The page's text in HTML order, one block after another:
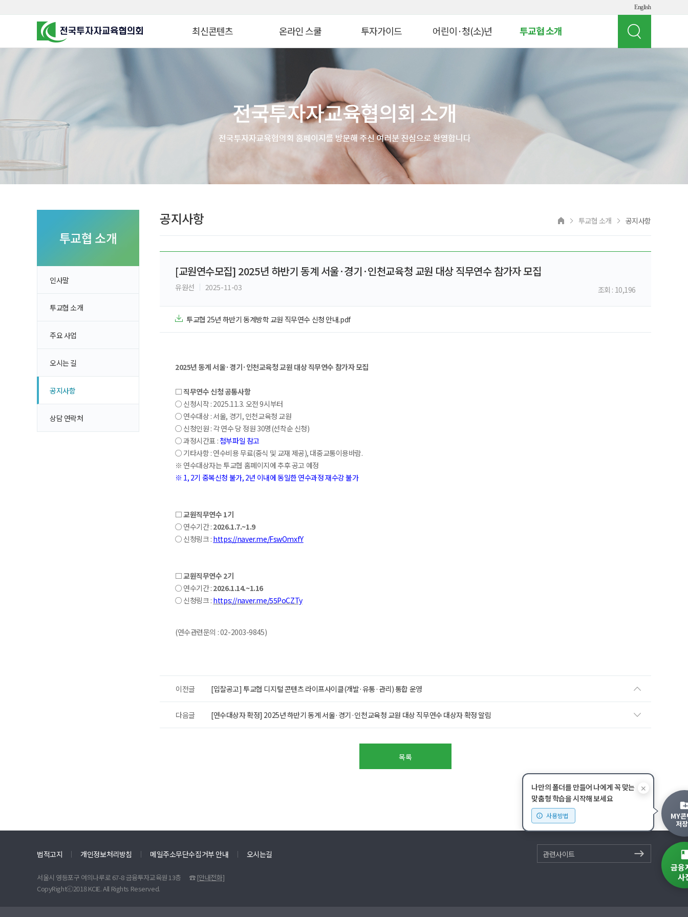
English
알고 투자하면
KOREA COUNCIL FOR
INVESTOR EDUCATION
최신콘텐츠
금융투자 HOWTO
군장병 금융투자 아카데미
자립준비청년을 위한 든든한 금융!
1:1 자산관리법
실전투자 Insight
온라인 스쿨
ETF 스쿨
생애자산관리스쿨
시니어 디지털 금융스쿨
투자가이드
생애자산관리
펀드투자
연금관리
세제&절세
투자 Tip
어린이·청(소)년
모의투자게임 체험
투교협 소개
주요 사업
오시는 길
공지사항
투교협 소개
인사말
투교협 소개
주요 사업
오시는 길
공지사항
상담 연락처
공지사항 투교협 소개 공지사항
[교원연수모집] 2025년 하반기 동계 서울·경기·인천교육청 교원 대상 직무연수 참가자 모집
유원선 2025-11-03 조회 : 10,196
투교협 25년 하반기 동계방학 교원 직무연수 신청 안내.pdf
2025년 동계 서울·경기·인천교육청 교원 대상 직무연수 참가자 모집
□ 직무연수 신청 공통사항
○ 신청시작 : 2025.11.3. 오전 9시부터
○ 연수대상 : 서울, 경기, 인천교육청 교원
○ 신청인원 : 각 연수 당 정원 30명(선착순 신청)
○ 과정시간표 : 첨부파일 참고
○ 기타사항 : 연수비용 무료(중식 및 교재 제공), 대중교통이용바람.
※ 연수대상자는 투교협 홈페이지에 추후 공고 예정
※ 1, 2기 중복신청 불가, 2년 이내에 동일한 연수과정 재수강 불가
□ 교원직무연수 1기
○ 연수기간 : 2026.1.7.~1.9
○ 신청링크 : https://naver.me/FswOmxfY
□ 교원직무연수 2기
○ 연수기간 : 2026.1.14.~1.16
○ 신청링크 : https://naver.me/55PoCZTy
(연수관련문의 : 02-2003-9845)
이전글 [입찰공고] 투교협 디지털 콘텐츠 라이프사이클(개발·유통·관리) 통합 운영
다음글 [연수대상자 확정] 2025년 하반기 동계 서울·경기·인천교육청 교원 대상 직무연수 대상자 확정 알림
목록
나만의 폴더를 만들어 나에게 꼭 맞는
맞춤형 학습을 시작해 보세요
사용방법
✕
MY
저
금융
사
법적고지 개인정보처리방침 메일주소무단수집거부 안내 오시는길
서울시 영등포구 여의나루로 67-8 금융투자교육원 13층 ☎ [안내전화]
CopyRightⓒ2018 KCIE. All Rights Reserved.
관련사이트